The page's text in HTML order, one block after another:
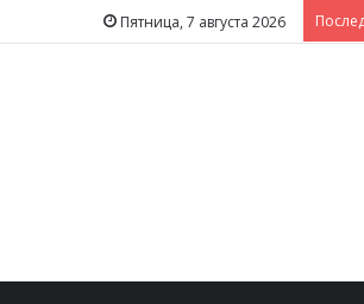
Пятница, 7 августа 2026